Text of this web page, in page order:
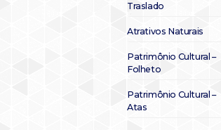
Traslado
Atrativos Naturais
Patrimônio Cultural –
Folheto
Patrimônio Cultural –
Atas